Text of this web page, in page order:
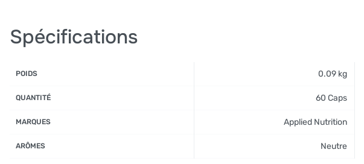
Spécifications
POIDS 0.09 kg
QUANTITÉ 60 Caps
MARQUES Applied Nutrition
ARÔMES Neutre